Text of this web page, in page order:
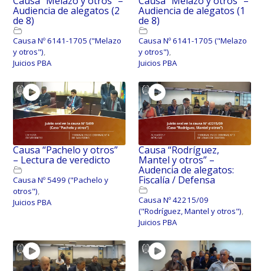
Audiencia de alegatos (2
de 8)
Causa Nº 6141-1705 ("Melazo
y otros"),
Juicios PBA
Audiencia de alegatos (1
de 8)
Causa Nº 6141-1705 ("Melazo
y otros"),
Juicios PBA
Causa “Pachelo y otros”
– Lectura de veredicto
Causa Nº 5499 ("Pachelo y
otros")
Juicios PBA
Causa “Rodríguez,
Mantel y otros” –
Audencia de alegatos:
Fiscalía / Defensa
Causa Nº 42215/09
("Rodríguez, Mantel y otros")
Juicios PBA